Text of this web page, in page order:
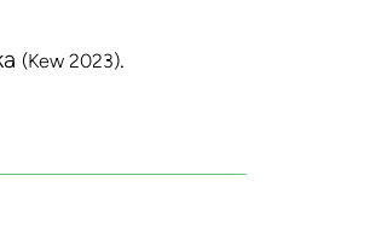
(Kew 2023).